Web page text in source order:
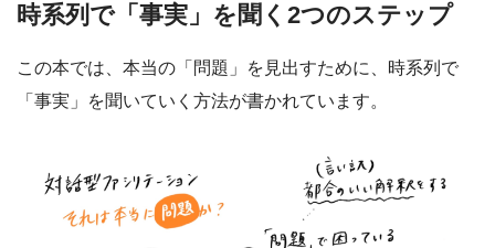
時系列で「事実」を聞く2つのステップ
この本では、本当の「問題」を見出すために、時系列で
「事実」を聞いていく方法が書かれています。